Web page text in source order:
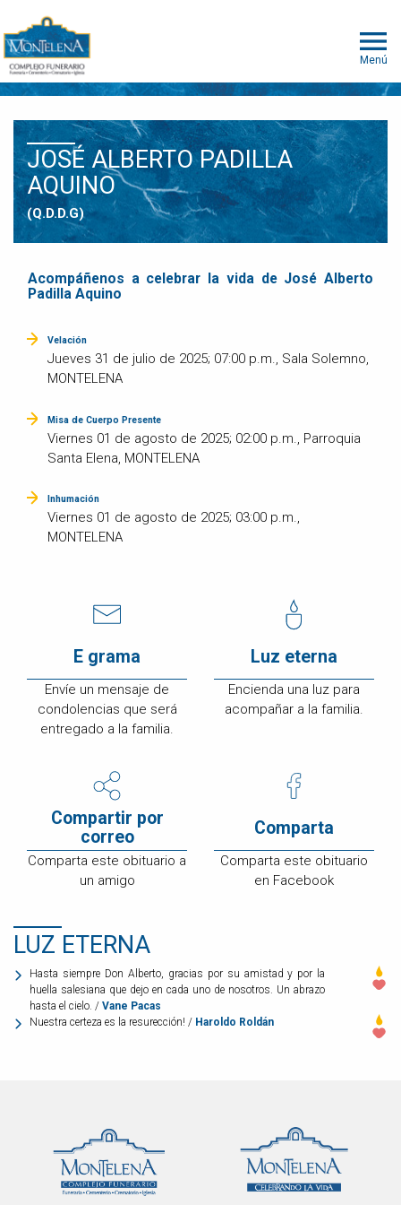
Menú
JOSÉ ALBERTO PADILLA
AQUINO
(Q.D.D.G)
Acompáñenos a celebrar la vida de José Alberto
Padilla Aquino
Velación
Jueves 31 de julio de 2025; 07:00 p.m., Sala Solemno,
MONTELENA
Misa de Cuerpo Presente
Viernes 01 de agosto de 2025; 02:00 p.m., Parroquia
Santa Elena, MONTELENA
Inhumación
Viernes 01 de agosto de 2025; 03:00 p.m.,
MONTELENA
E grama
Envíe un mensaje de
condolencias que será
entregado a la familia.
Luz eterna
Encienda una luz para
acompañar a la familia.
Compartir por
correo
Comparta este obituario a
un amigo
Comparta
Comparta este obituario
en Facebook
LUZ ETERNA
Hasta siempre Don Alberto, gracias por su amistad y por la
huella salesiana que dejo en cada uno de nosotros. Un abrazo
hasta el cielo. / Vane Pacas
Nuestra certeza es la resurección! / Haroldo Roldán